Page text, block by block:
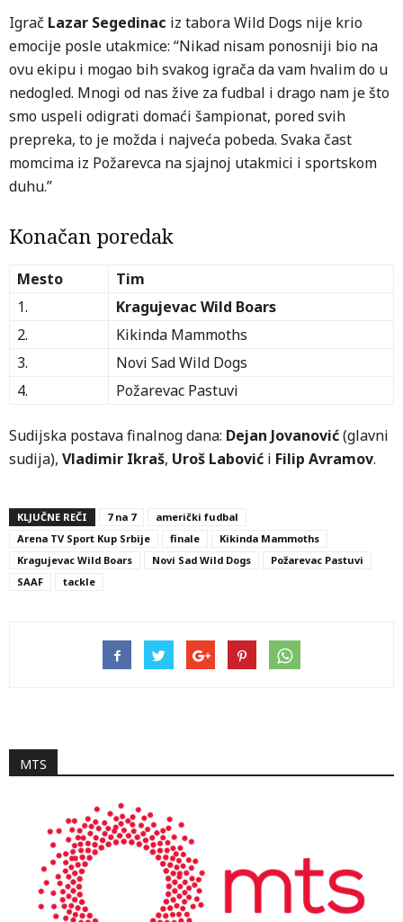
Igrač Lazar Segedinac iz tabora Wild Dogs nije krio
emocije posle utakmice: “Nikad nisam ponosniji bio na
ovu ekipu i mogao bih svakog igrača da vam hvalim do u
nedogled. Mnogi od nas žive za fudbal i drago nam je što
smo uspeli odigrati domaći šampionat, pored svih
prepreka, to je možda i najveća pobeda. Svaka čast
momcima iz Požarevca na sjajnoj utakmici i sportskom
duhu.”
Konačan poredak
Mesto
Tim
1.
Kragujevac Wild Boars
2.
Kikinda Mammoths
3.
Novi Sad Wild Dogs
4.
Požarevac Pastuvi
Sudijska postava finalnog dana: Dejan Jovanović(glavni
sudija), Vladimir Ikraš, Uroš Labović i Filip Avramov.
KLJUČNE REČI 7 na 7
američki fudbal
Arena TV Sport Kup Srbije
finale
Kikinda Mammoths
Kragujevac Wild Boars
Novi Sad Wild Dogs
Požarevac Pastuvi
SAAF
tackle
MTS